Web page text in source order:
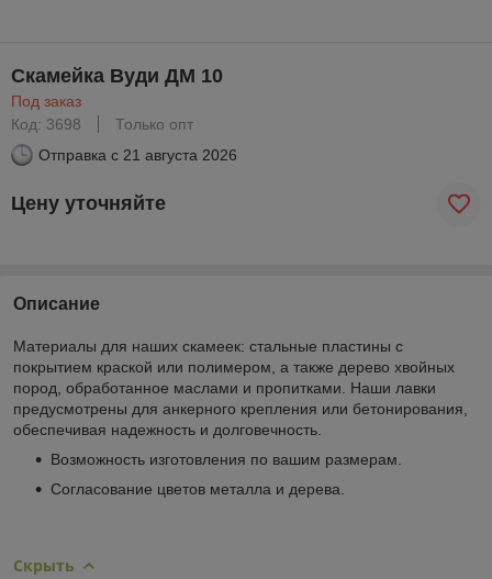
Скамейка Вуди ДМ 10
Под заказ
Код: 3698
Только опт
Отправка с 21 августа 2026
Цену уточняйте
Описание
Материалы для наших скамеек: стальные пластины с
покрытием краской или полимером, а также дерево хвойных
пород, обработанное маслами и пропитками. Наши лавки
предусмотрены для анкерного крепления или бетонирования,
обеспечивая надежность и долговечность.
Возможность изготовления по вашим размерам.
Согласование цветов металла и дерева.
Скрыть